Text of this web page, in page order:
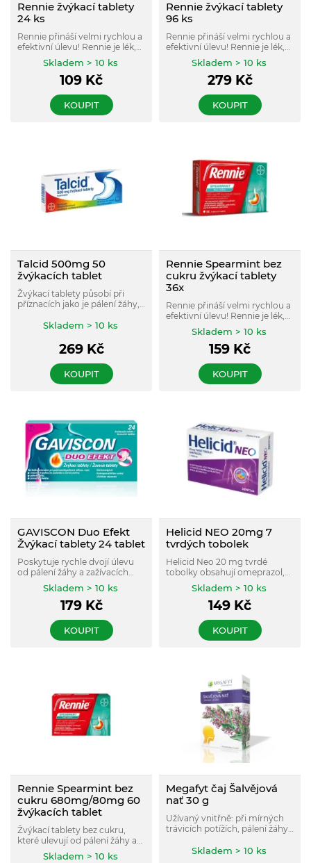
Rennie žvýkací tablety
24 ks
Rennie přináší velmi rychlou a
efektivní úlevu! Rennie je lék,
který se užívá při překyselení
žaludku a tím vyvolaných
žaludečních obtížích, zejména
Skladem > 10 ks
109 Kč
KOUPIT
Rennie žvýkací tablety
96 ks
Rennie přináší velmi rychlou a
efektivní úlevu! Rennie je lék,
který se užívá při překyselení
žaludku a tím vyvolaných
žaludečních obtížích, zejména
Skladem > 10 ks
279Kč
KOUPIT
Talcid 500mg 50
žvýkacích tablet
Žvýkací tablety působí při
příznacích jako je pálení žáhy,
Skladem > 10 ks
269Kč
KOUPIT
Rennie Spearmint bez
cukru žvýkací tablety
36x
Rennie přináší velmi rychlou a
efektivní úlevu! Rennie je lék,
který se užívá při překyselení
žaludku a tím vyvolaných
žaludečních obtížích, zejména
pálení žáhy.
Skladem > 10 ks
159 Kč
KOUPIT
GAVISCON Duo Efekt
Žvýkací tablety 24 tablet
Poskytuje rychle dvojí úlevu
od pálení žáhy a zažívacích
potíží. Působí až po dobu 4
hodin. Vhodné i pro těhotné a
kojící ženy. Lék k vnitřnímu
Skladem > 10 ks
179Kč
KOUPIT
Helicid NEO 20mg 7
tvrdých tobolek
Helicid Neo 20 mg tvrdé
tobolky obsahují omeprazol,
který snižuje množství
kyseliny v žaludku a pomáhá
zmírnit příznaky refluxu, jako
regurgitace
Skladem > 10 ks
149 Kč
KOUPIT
Rennie Spearmint bez
cukru 680mg/80mg 60
žvýkacích tablet
Žvýkací tablety bez cukru,
které ulevují od pálení žáhy a
překyselení žaludku.
Skladem > 10 ks
Megafyt čaj Šalvějová
nať 30 g
Užívaný vnitřně: při mírných
trávicích potížích, pálení žáhy
nadměrné pocení. Zevně: při
Skladem > 10 ks